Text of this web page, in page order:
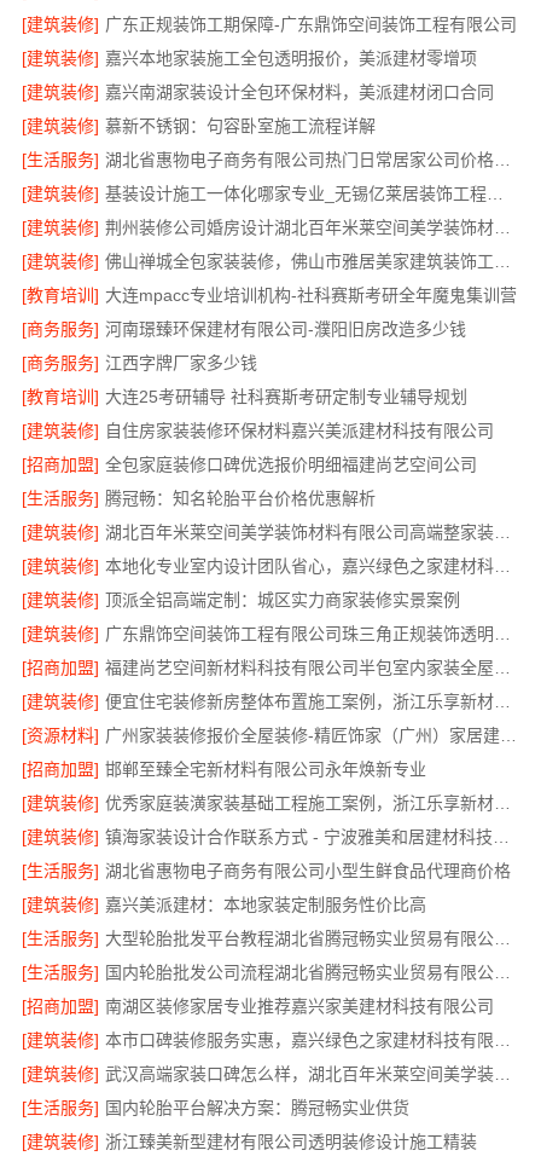
[建筑装修] 广东正规装饰工期保障-广东鼎饰空间装饰工程有限公司
[建筑装修] 嘉兴本地家装施工全包透明报价，美派建材零增项
[建筑装修] 嘉兴南湖家装设计全包环保材料，美派建材闭口合同
[建筑装修] 慕新不锈钢：句容卧室施工流程详解
[生活服务]
湖北省惠物电子商务有限公司热门日常居家公司价格分析
[建筑装修]
基装设计施工一体化哪家专业_无锡亿莱居装饰工程材料有限公司
[建筑装修]
荆州装修公司婚房设计湖北百年米莱空间美学装饰材料有限公司
[建筑装修]
[教育培训] 大连mpacc专业培训机构-社科赛斯考研全年魔鬼集训营
[商务服务] 河南璟臻环保建材有限公司-濮阳旧房改造多少钱
[商务服务] 江西字牌厂家多少钱
[教育培训] 大连25考研辅导 社科赛斯考研定制专业辅导规划
[建筑装修] 自住房家装装修环保材料嘉兴美派建材科技有限公司
[招商加盟] 全包家庭装修口碑优选报价明细福建尚艺空间公司
[生活服务] 腾冠畅：知名轮胎平台价格优惠解析
[建筑装修]
湖北百年米莱空间美学装饰材料有限公司高端整家装修老房翻新
[建筑装修]
本地化专业室内设计团队省心，嘉兴绿色之家建材科技有限公司全程托管
[建筑装修] 顶派全铝高端定制：城区实力商家装修实景案例
[建筑装修]
[招商加盟]
[建筑装修]
便宜住宅装修新房整体布置施工案例，浙江乐享新材料有限公司为您详解
[资源材料]
广州家装装修报价全屋装修-精匠饰家（广州）家居建材有限公司
[招商加盟] 邯郸至臻全宅新材料有限公司永年焕新专业
[建筑装修]
优秀家庭装潢家装基础工程施工案例，浙江乐享新材料有限公司案例展示
[建筑装修]
[生活服务] 湖北省惠物电子商务有限公司小型生鲜食品代理商价格
[建筑装修] 嘉兴美派建材：本地家装定制服务性价比高
[生活服务]
大型轮胎批发平台教程湖北省腾冠畅实业贸易有限公司采购指南
[生活服务]
国内轮胎批发公司流程湖北省腾冠畅实业贸易有限公司规范交易
[招商加盟] 南湖区装修家居专业推荐嘉兴家美建材科技有限公司
[建筑装修]
[建筑装修]
武汉高端家装口碑怎么样，湖北百年米莱空间美学装饰材料有限公司实力说话
[生活服务] 国内轮胎平台解决方案：腾冠畅实业供货
[建筑装修] 浙江臻美新型建材有限公司透明装修设计施工精装